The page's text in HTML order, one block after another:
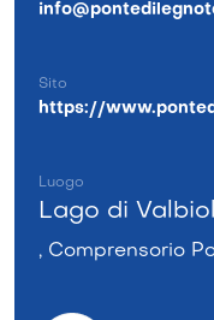
Sito
https://
Luogo
Lago di
, Comprensorio